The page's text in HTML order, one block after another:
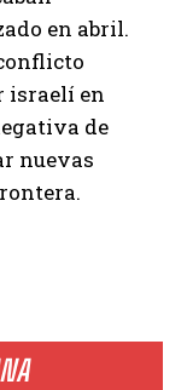
en abril.
israelí en
de
nuevas